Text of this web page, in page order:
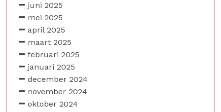
juni 2025
mei 2025
april 2025
maart 2025
februari 2025
januari 2025
december 2024
november 2024
oktober 2024